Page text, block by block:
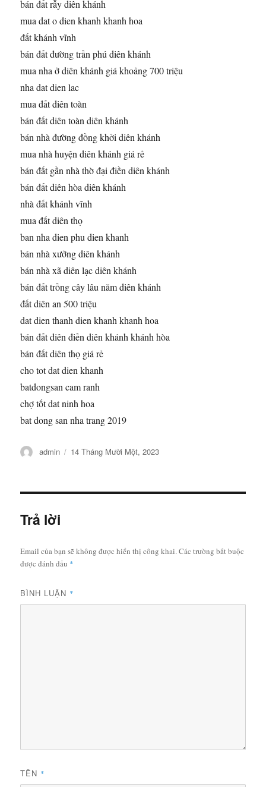
bán đất rẫy diên khánh
mua dat o dien khanh khanh hoa
đất khánh vĩnh
bán đất đường trần phú diên khánh
mua nha ở diên khánh giá khoảng 700 triệu
nha dat dien lac
mua đất diên toàn
bán đất diên toàn diên khánh
bán nhà đường đồng khởi diên khánh
mua nhà huyện diên khánh giá rẻ
bán đất gần nhà thờ đại điền diên khánh
bán đất diên hòa diên khánh
nhà đất khánh vĩnh
mua đất diên thọ
ban nha dien phu dien khanh
bán nhà xưởng diên khánh
bán nhà xã diên lạc diên khánh
bán đất trồng cây lâu năm diên khánh
đất diên an 500 triệu
dat dien thanh dien khanh khanh hoa
bán đất diên điền diên khánh khánh hòa
bán đất diên thọ giá rẻ
cho tot dat dien khanh
batdongsan cam ranh
chợ tốt dat ninh hoa
bat dong san nha trang 2019
Tác
admin
Đăng
14 Tháng Mười Một, 2023
Trả lời
Email của bạn sẽ không được hiển thị công khai.Các trường bắt buộc
được đánh dấu *
BÌNH LUẬN *
TÊN *